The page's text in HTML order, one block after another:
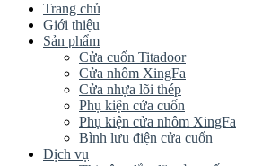
Trang chủ
Giới thiệu
Sản phẩm
Cửa cuốn Titadoor
Cửa nhôm XingFa
Cửa nhựa lõi thép
Phụ kiện cửa cuốn
Phụ kiện cửa nhôm XingFa
Bình lưu điện cửa cuốn
Dịch vụ